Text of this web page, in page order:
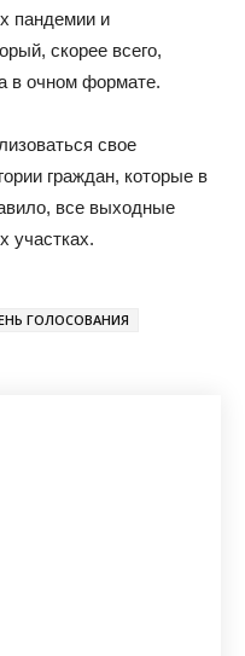
пандемии и
скорее всего,
в очном формате.
свое
граждан, которые в
все выходные
участках.
ГОЛОСОВАНИЯ